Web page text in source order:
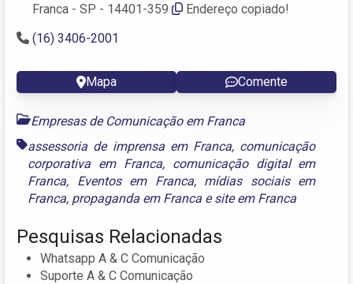
Franca - SP - 14401-359
Endereço copiado!
(16) 3406-2001
Mapa Comente
Empresas de Comunicação em Franca
assessoria de imprensa em Franca, comunicação
corporativa em Franca, comunicação digital em
Franca, Eventos em Franca, mídias sociais em
Franca, propaganda em Franca esite em Franca
Pesquisas Relacionadas
Whatsapp A & C Comunicação
Suporte A & C Comunicação